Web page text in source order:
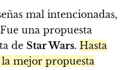
mal intencionadas,
una propuesta
de Star Wars. Hasta
la mejor propuesta